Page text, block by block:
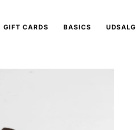
GIFT CARDS BASICS UDSALG